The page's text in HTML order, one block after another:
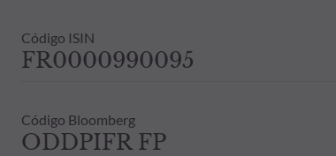
Código ISIN
FR0000990095
Código Bloomberg
ODDPIFR FP